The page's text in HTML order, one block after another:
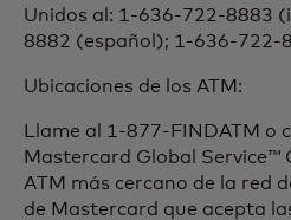
Unidos al: 1-636-722-8883
8882 (español); 1-636-722-
Ubicaciones de los ATM:
Llame al 1-877-FINDATM o
Mastercard Global Service™
ATM más cercano de la red
de Mastercard que acepta